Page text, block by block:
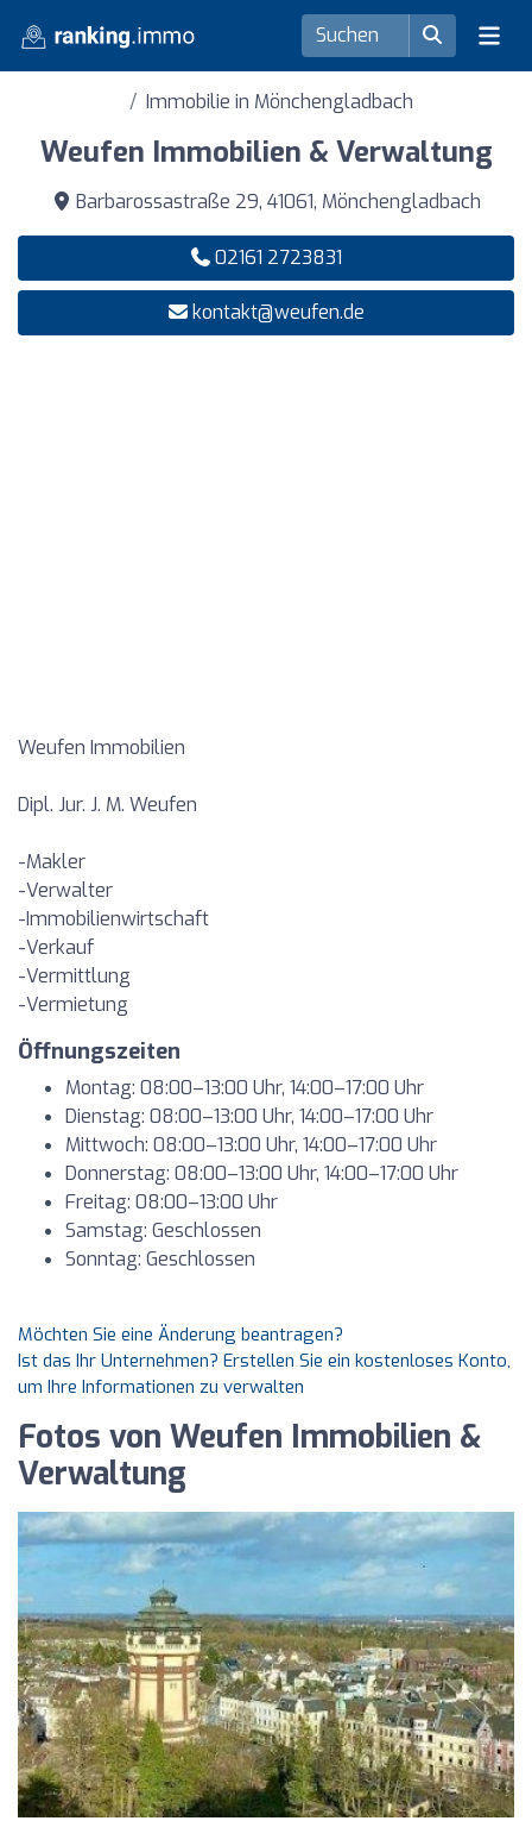
Immobilie in Mönchengladbach
Weufen Immobilien & Verwaltung
Barbarossastraße 29, 41061, Mönchengladbach
02161 2723831
kontakt@weufen.de
Weufen Immobilien
Dipl. Jur. J. M. Weufen
-Makler
-Verwalter
-Immobilienwirtschaft
-Verkauf
-Vermittlung
-Vermietung
Öffnungszeiten
Montag: 08:00–13:00 Uhr, 14:00–17:00 Uhr
Dienstag: 08:00–13:00 Uhr, 14:00–17:00 Uhr
Mittwoch: 08:00–13:00 Uhr, 14:00–17:00 Uhr
Donnerstag: 08:00–13:00 Uhr, 14:00–17:00 Uhr
Freitag: 08:00–13:00 Uhr
Samstag: Geschlossen
Sonntag: Geschlossen
Möchten Sie eine Änderung beantragen?
Ist das Ihr Unternehmen? Erstellen Sie ein kostenloses Konto,
um Ihre Informationen zu verwalten
Fotos von Weufen Immobilien &
Verwaltung